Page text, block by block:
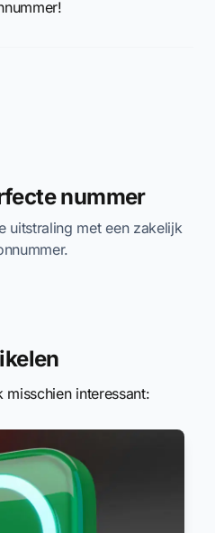
nummer
uitstraling met een zakelijk
interessant: